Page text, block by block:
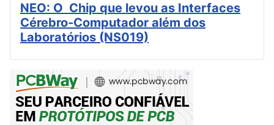
NEO: O Chip que levou as Interfaces
Cérebro-Computador além dos
Laboratórios (NS019)